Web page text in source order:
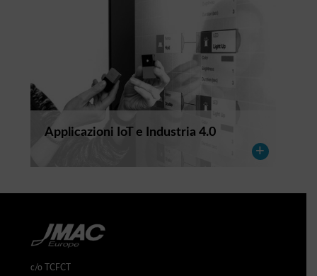
Applicazioni IoT e Industria 4.0
c/o TCFCT